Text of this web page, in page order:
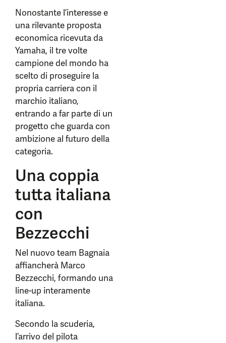
Nonostante l’interesse e
una rilevante proposta
economica ricevuta da
Yamaha, il tre volte
campione del mondo ha
scelto di proseguire la
propria carriera con il
marchio italiano,
entrando a far parte di un
progetto che guarda con
ambizione al futuro della
categoria.
Una coppia
tutta italiana
con
Bezzecchi
Nel nuovo team Bagnaia
affiancherà Marco
Bezzecchi, formando una
line-up interamente
italiana.
Secondo la scuderia,
l’arrivo del pilota